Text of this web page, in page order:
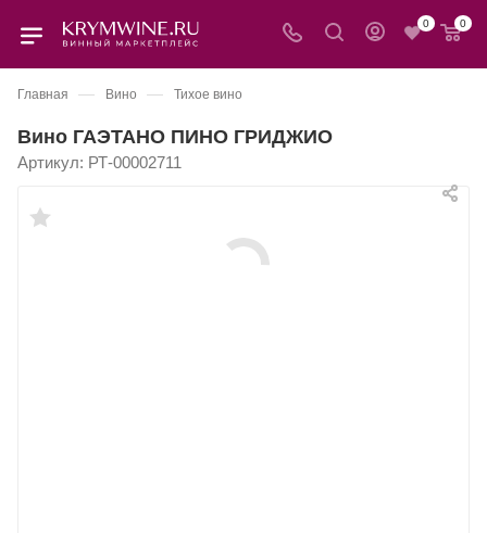
0 0
Главная — Вино — Тихое вино
Вино ГАЭТАНО ПИНО ГРИДЖИО
Артикул: РТ-00002711